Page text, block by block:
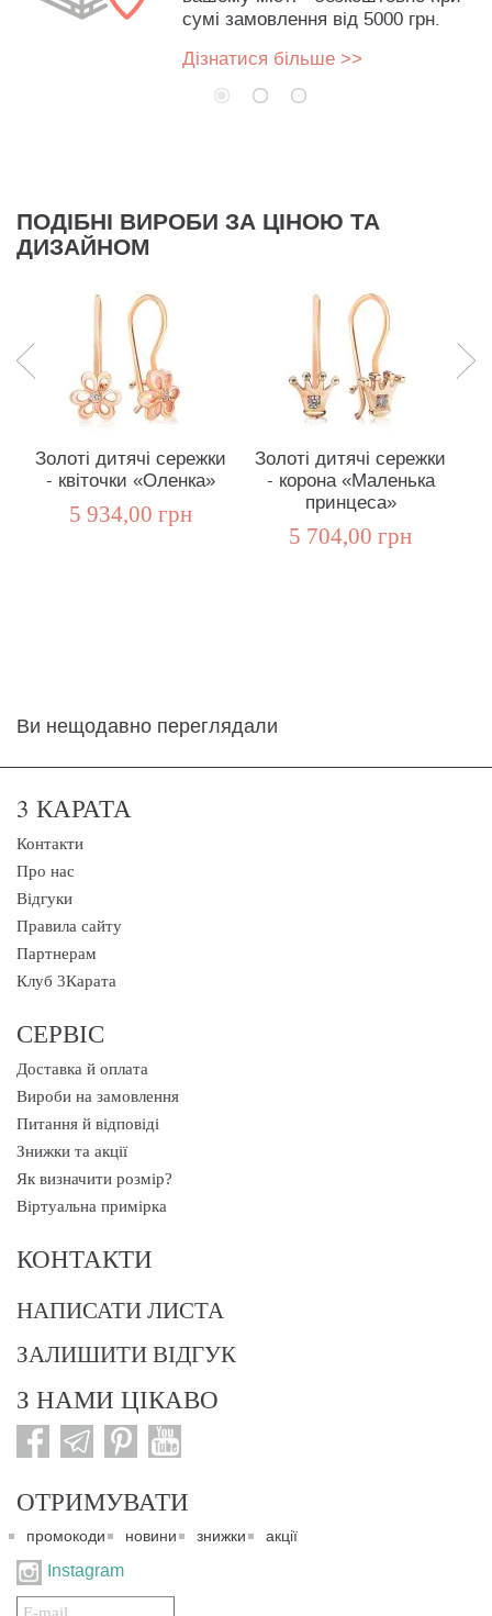
сумі замовлення від 5000 грн.
Дізнатися більше >>
ПОДІБНІ ВИРОБИ ЗА ЦІНОЮ ТА
ДИЗАЙНОМ
Золоті дитячі сережки
- квіточки «Оленка»
5 934,00 грн
Золоті дитячі сережки
- корона «Маленька
принцеса»
5 704,00 грн
Ви нещодавно переглядали
3 КАРАТА
Контакти
Про нас
Відгуки
Правила сайту
Партнерам
Клуб 3Карата
СЕРВІС
Доставка й оплата
Вироби на замовлення
Питання й відповіді
Знижки та акції
Як визначити розмір?
Віртуальна примірка
КОНТАКТИ
НАПИСАТИ ЛИСТА
ЗАЛИШИТИ ВІДГУК
З НАМИ ЦІКАВО
ОТРИМУВАТИ
промокоди новини знижки акції
Instagram
Подписаться